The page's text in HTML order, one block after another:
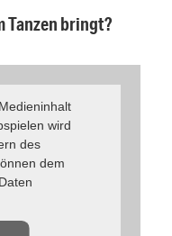
Tanzen bringt?
wird
des
dem